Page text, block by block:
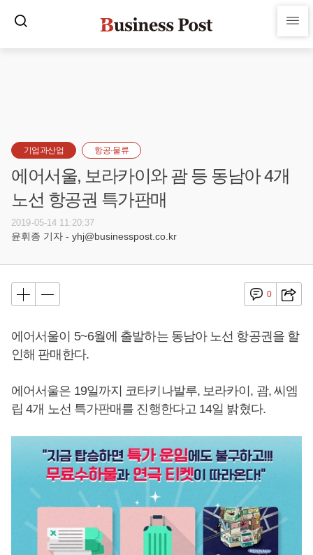
기업과산업 항공·물류
에어서울, 보라카이와 괌 등 동남아 4개
노선 항공권 특가판매
2019-05-14 11:20:37
윤휘종 기자 - yhj@businesspost.co.kr
0
에어서울이 5~6월에 출발하는 동남아 노선 항공권을 할
인해 판매한다.
에어서울은 19일까지 코타키나발루, 보라카이, 괌, 씨엠
립 4개 노선 특가판매를 진행한다고 14일 밝혔다.